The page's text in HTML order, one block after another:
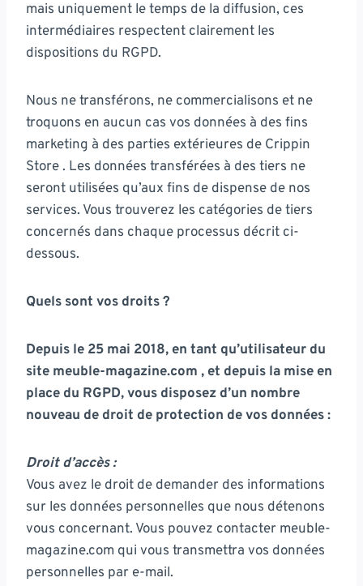
mais uniquement le temps de la diffusion, ces
intermédiaires respectent clairement les
dispositions du RGPD.
Nous ne transférons, ne commercialisons et ne
troquons en aucun cas vos données à des fins
marketing à des parties extérieures de Crippin
Store . Les données transférées à des tiers ne
seront utilisées qu’aux fins de dispense de nos
services. Vous trouverez les catégories de tiers
concernés dans chaque processus décrit ci-
dessous.
Quels sont vos droits ?
Depuis le 25 mai 2018, en tant qu’utilisateur du
site meuble-magazine.com , et depuis la mise en
place du RGPD, vous disposez d’un nombre
nouveau de droit de protection de vos données :
Droit d’accès :
Vous avez le droit de demander des informations
sur les données personnelles que nous détenons
vous concernant. Vous pouvez contacter meuble-
magazine.com qui vous transmettra vos données
personnelles par e-mail.